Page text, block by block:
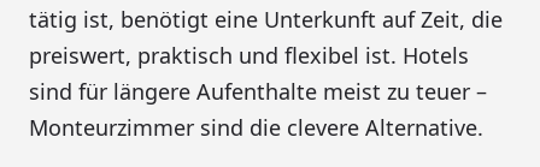
tätig ist, benötigt eine Unterkunft auf Zeit, die
preiswert, praktisch und flexibel ist. Hotels
sind für längere Aufenthalte meist zu teuer –
Monteurzimmer sind die clevere Alternative.